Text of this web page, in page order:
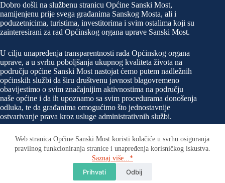
Web stranica Općine Sanski Most koristi kolačiće u svrhu osiguranja
pravilnog funkcioniranja stranice i unapređenja korisničkog iskustva.
Saznaj više...*
Prihvati Odbij
Dobro došli na službenu stranicu Općine Sanski Most,
namijenjenu prije svega građanima Sanskog Mosta, ali i
poduzetnicima, turistima, investitorima i svim ostalima koji su
zainteresirani za rad Općinskog organa uprave Sanski Most.
U cilju unapređenja transparentnosti rada Općinskog organa
uprave, a u svrhu poboljšanja ukupnog kvaliteta života na
području općine Sanski Most nastojat ćemo putem nadležnih
općinskih službi da širu društvenu javnost blagovremeno
obavijestimo o svim značajnijim aktivnostima na području
naše općine i da ih upoznamo sa svim procedurama donošenja
odluka, te da građanima omogućimo što jednostavnije
ostvarivanje prava kroz usluge administrativnih službi.
Kontakt
Tu smo za sva Vaša pitanja. Javite nam se!